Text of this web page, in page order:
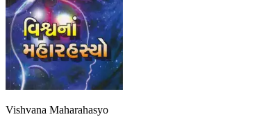
Vishvana Maharahasyo